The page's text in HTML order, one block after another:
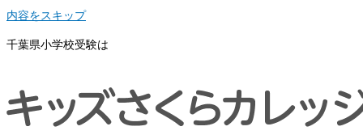
内容をスキップ
千葉県小学校受験は